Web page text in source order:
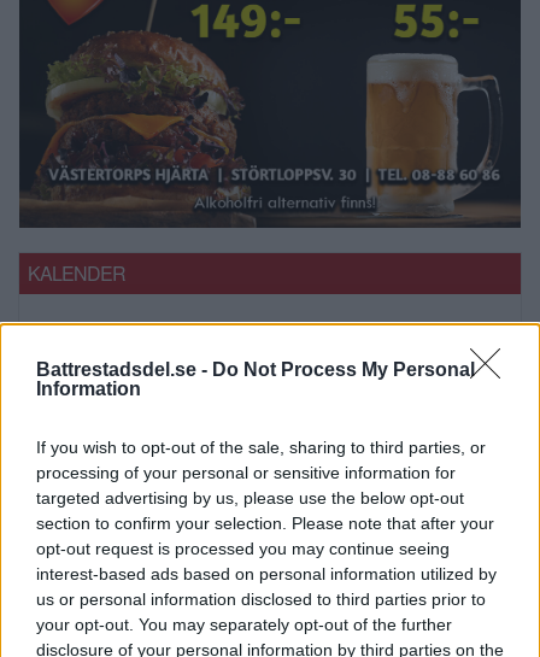
Battrestadsdel.se - Do Not Process My Personal
Information
If you wish to opt-out of the sale, sharing to third parties, or
processing of your personal or sensitive information for
targeted advertising by us, please use the below opt-out
section to confirm your selection. Please note that after your
opt-out request is processed you may continue seeing
interest-based ads based on personal information utilized by
us or personal information disclosed to third parties prior to
your opt-out. You may separately opt-out of the further
disclosure of your personal information by third parties on the
KALENDER
10
10 julikl.16:00-10 augustikl.17:00
Sommar på Aspen 10 juli- 10 augusti
30 julikl.08:00
AUG
3
3 augustikl.14:00-14 augustikl.18:00
Sommar på Älvsjötorg 3-14 augusti 2026
AUG
3
3 augustikl.14:00-14 augustikl.18:00
Sommar på torget Älvsjö 2026
10
09:30- 11:30
Sommarsång i Sannadalsparken i Gröndal